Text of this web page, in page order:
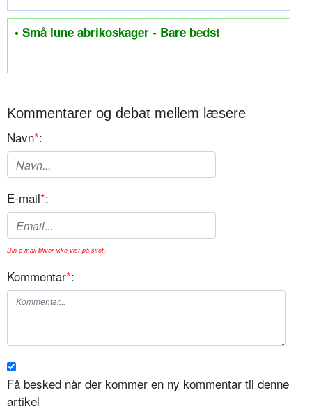
• Små lune abrikoskager - Bare bedst
Kommentarer og debat mellem læsere
Navn*:
E-mail*:
Din e-mail bliver ikke vist på sitet.
Kommentar*:
Få besked når der kommer en ny kommentar til denne
artikel